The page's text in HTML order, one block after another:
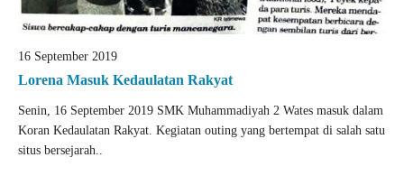
16 September 2019
Lorena Masuk Kedaulatan Rakyat
Senin, 16 September 2019 SMK Muhammadiyah 2 Wates masuk dalam
Koran Kedaulatan Rakyat. Kegiatan outing yang bertempat di salah satu
situs bersejarah..